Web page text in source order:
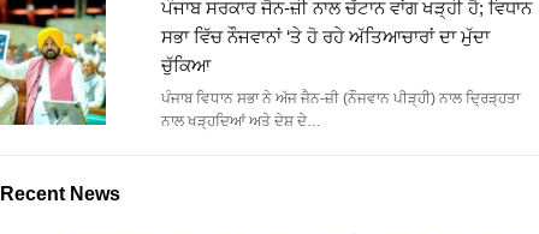
ਪੰਜਾਬ ਸਰਕਾਰ ਜੈਨ-ਜ਼ੀ ਨਾਲ ਚੱਟਾਨ ਵਾਂਗ ਖੜ੍ਹੀ ਹੈ; ਵਿਧਾਨ
ਸਭਾ ਵਿੱਚ ਨੌਜਵਾਨਾਂ ‘ਤੇ ਹੋ ਰਹੇ ਅੱਤਿਆਚਾਰਾਂ ਦਾ ਮੁੱਦਾ
ਚੁੱਕਿਆ
ਪੰਜਾਬ ਵਿਧਾਨ ਸਭਾ ਨੇ ਅੱਜ ਜੈਨ-ਜ਼ੀ (ਨੌਜਵਾਨ ਪੀੜ੍ਹੀ) ਨਾਲ ਦ੍ਰਿੜ੍ਹਤਾ
ਨਾਲ ਖੜ੍ਹਦਿਆਂ ਅਤੇ ਦੇਸ਼ ਦੇ…
Recent News